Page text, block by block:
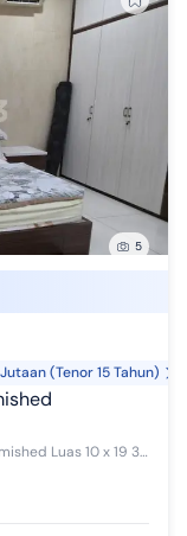
5
(Tenor 15 Tahun)
ID 9-032 LV Dijual Villa Mutiara Palace Full Furmished Luas 10 x 19 3 tingkat Hadap Utara 6 Kamar Tidur 6 Kamar mandi SHM Fasilitas AC 9 unit Ta...